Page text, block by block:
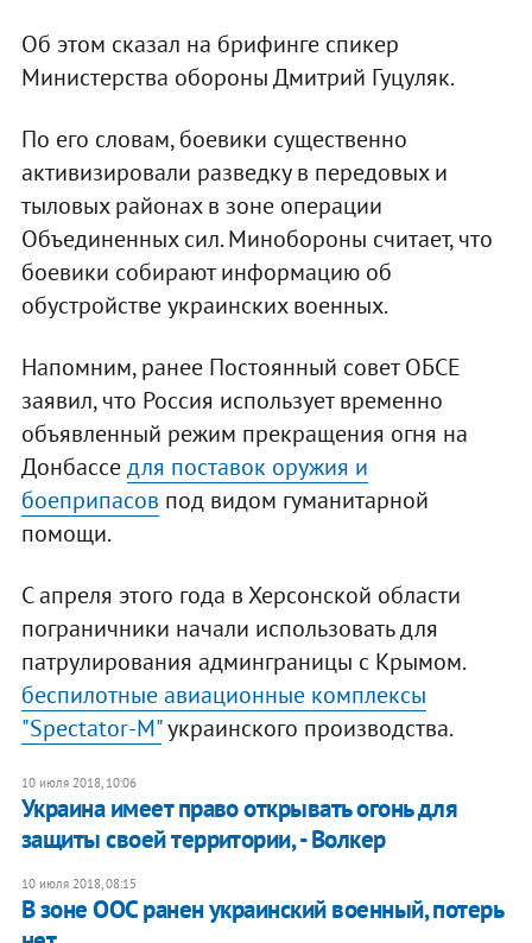
Об этом сказал на брифинге спикер
Министерства обороны Дмитрий Гуцуляк.
По его словам, боевики существенно
активизировали разведку в передовых и
тыловых районах в зоне операции
Объединенных сил. Минобороны считает, что
боевики собирают информацию об
обустройстве украинских военных.
Напомним, ранее Постоянный совет ОБСЕ
заявил, что Россия использует временно
объявленный режим прекращения огня на
Донбасседля поставок оружия и
боеприпасов под видом гуманитарной
помощи.
С апреля этого года в Херсонской области
пограничники начали использовать для
патрулирования админграницы с Крымом.
беспилотные авиационные комплексы
"Spectator-M"украинского производства.
10 июля 2018, 10:06
Украина имеет право открывать огонь для
защиты своей территории, - Волкер
10 июля 2018, 08:15
В зоне ООС ранен украинский военный, потерь